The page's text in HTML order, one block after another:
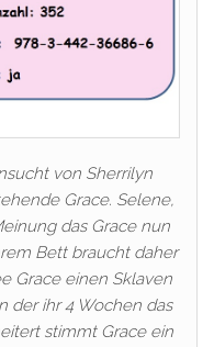
von Sherrilyn
Grace. Selene,
das Grace nun
Bett braucht daher
Grace einen Sklaven
der ihr 4 Wochen das
stimmt Grace ein